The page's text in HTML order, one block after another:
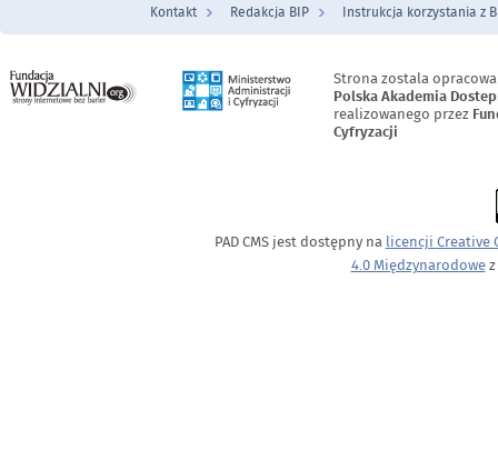
Menu Stopka
Kontakt Redakcja BIP Instrukcja korzystania z
Strona zostala
Polska Akademia
realizowanego przez
Cyfryzacji
PAD CMS jest dostępny na licencji Creative
4.0 Międzynarodowez